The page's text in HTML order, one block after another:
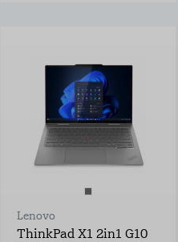
Lenovo
ThinkPad X1 2in1 G10